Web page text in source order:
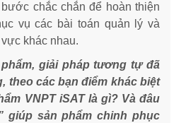
chắc chắn để hoàn thiện
vụ các bài toán quản lý và
khác nhau.
giải pháp tương tự đã
theo các bạn điểm khác biệt
VNPT iSAT là gì? Và đâu
giúp sản phẩm chinh phục